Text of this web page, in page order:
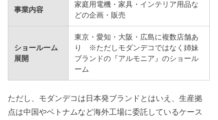
事業内容
家庭用電機・家具・インテリア用品な
どの企画・販売
ショールーム
展開
東京・愛知・大阪・広島に複数店舗あ
り ※ただしモダンデコではなく姉妹
ブランドの『アルモニア』のショール
ーム
ただし、モダンデコは日本発ブランドとはいえ、生産拠
点は中国やベトナムなど海外工場に委託しているケース